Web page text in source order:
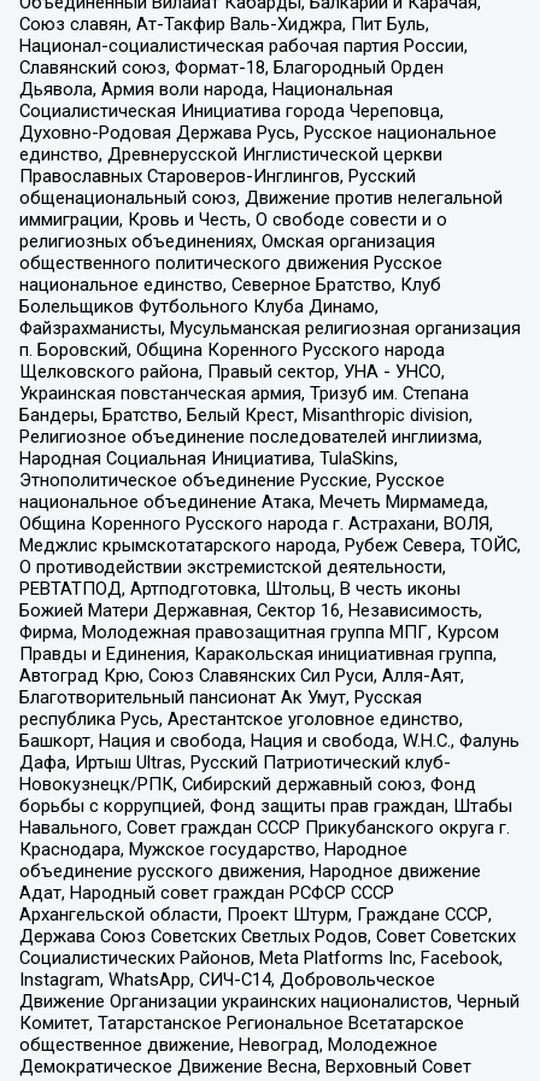
Союз славян, Ат-Такфир Валь-Хиджра, Пит Буль,
Национал-социалистическая рабочая партия России,
Славянский союз, Формат-18, Благородный Орден
Дьявола, Армия воли народа, Национальная
Социалистическая Инициатива города Череповца,
Духовно-Родовая Держава Русь, Русское национальное
единство, Древнерусской Инглистической церкви
Православных Староверов-Инглингов, Русский
общенациональный союз, Движение против нелегальной
иммиграции, Кровь и Честь, О свободе совести и о
религиозных объединениях, Омская организация
общественного политического движения Русское
национальное единство, Северное Братство, Клуб
Болельщиков Футбольного Клуба Динамо,
Файзрахманисты, Мусульманская религиозная организация
п. Боровский, Община Коренного Русского народа
Щелковского района, Правый сектор, УНА - УНСО,
Украинская повстанческая армия, Тризуб им. Степана
Бандеры, Братство, Белый Крест, Misanthropic division,
Религиозное объединение последователей инглиизма,
Народная Социальная Инициатива, TulaSkins,
Этнополитическое объединение Русские, Русское
национальное объединение Атака, Мечеть Мирмамеда,
Община Коренного Русского народа г. Астрахани, ВОЛЯ,
Меджлис крымскотатарского народа, Рубеж Севера, ТОЙС,
О противодействии экстремистской деятельности,
РЕВТАТПОД, Артподготовка, Штольц, В честь иконы
Божией Матери Державная, Сектор 16, Независимость,
Фирма, Молодежная правозащитная группа МПГ, Курсом
Правды и Единения, Каракольская инициативная группа,
Автоград Крю, Союз Славянских Сил Руси, Алля-Аят,
Благотворительный пансионат Ак Умут, Русская
республика Русь, Арестантское уголовное единство,
Башкорт, Нация и свобода, Нация и свобода, W.H.С., Фалунь
Дафа, Иртыш Ultras, Русский Патриотический клуб-
Новокузнецк/РПК, Сибирский державный союз, Фонд
борьбы с коррупцией, Фонд защиты прав граждан, Штабы
Навального, Совет граждан СССР Прикубанского округа г.
Краснодара, Мужское государство, Народное
объединение русского движения, Народное движение
Адат, Народный совет граждан РСФСР СССР
Архангельской области, Проект Штурм, Граждане СССР,
Держава Союз Советских Светлых Родов, Совет Советских
Социалистических Районов, Meta Platforms Inc, Facebook,
Instagram, WhatsApp, СИЧ-С14, Добровольческое
Движение Организации украинских националистов, Черный
Комитет, Татарстанское Региональное Всетатарское
общественное движение, Невоград, Молодежное
Демократическое Движение Весна, Верховный Совет